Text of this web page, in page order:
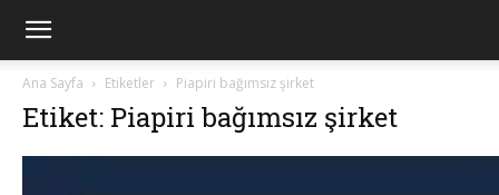
Ana Sayfa Etiketler Piapiri bağımsız şirket
Etiket: Piapiri bağımsız şirket